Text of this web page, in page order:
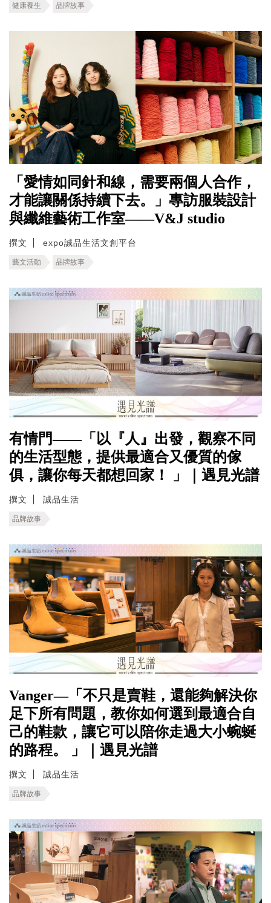
健康養生 品牌故事
「愛情如同針和線，需要兩個人合作，
才能讓關係持續下去。」專訪服裝設計
與纖維藝術工作室——V&J studio
撰文 expo誠品生活文創平台
藝文活動 品牌故事
有情門——「以『人』出發，觀察不同
的生活型態，提供最適合又優質的傢
俱，讓你每天都想回家！ 」｜遇見光譜
撰文 誠品生活
品牌故事
Vanger—「不只是賣鞋，還能夠解決你
足下所有問題，教你如何選到最適合自
己的鞋款，讓它可以陪你走過大小蜿蜒
的路程。 」｜遇見光譜
撰文 誠品生活
品牌故事